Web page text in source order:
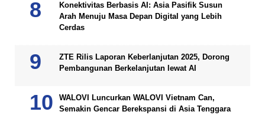
Konektivitas Berbasis AI: Asia Pasifik Susun
Arah Menuju Masa Depan Digital yang Lebih
Cerdas
ZTE Rilis Laporan Keberlanjutan 2025, Dorong
Pembangunan Berkelanjutan lewat AI
WALOVI Luncurkan WALOVI Vietnam Can,
Semakin Gencar Berekspansi di Asia Tenggara